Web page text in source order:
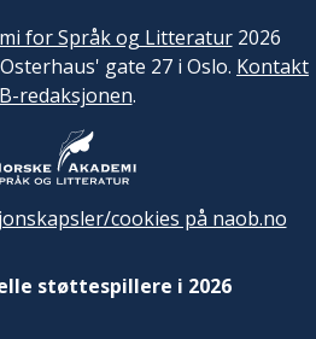
for Språk og Litteratur2026
gate 27 i Oslo. Kontakt
redaksjonen.
cookies på naob.no
støttespillere i 2026